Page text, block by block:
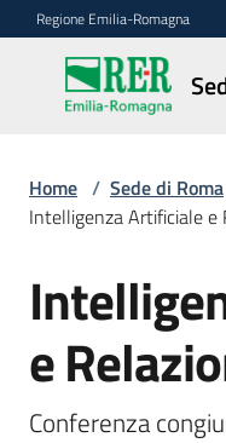
Vai al contenuto
Vai alla navigazione
Vai al footer
Regione Emilia-Romagna
Sede
di
Servizi
della
Home / Sede di Roma
Intelligenza Artificiale e
Salta al contenuto
e
Conferenza